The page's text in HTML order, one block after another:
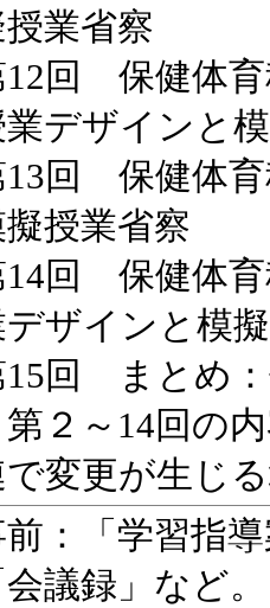
業省察
12回 保健体
デザインと
13回 保健体
授業省察
14回 保健体
ザインと模
15回 まとめ：
第２～14回の
で変更が生じ
：「学習指
会議録」など。